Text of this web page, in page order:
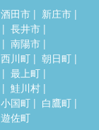
酒田市
新庄市
長井市
南陽市
西川町
朝日町
最上町
鮭川村
小国町
白鷹町
遊佐町